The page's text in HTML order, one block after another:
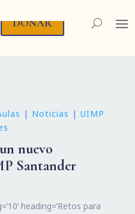
DONAR
| Noticias | UIMP
nuevo
Santander
heading=’Retos para